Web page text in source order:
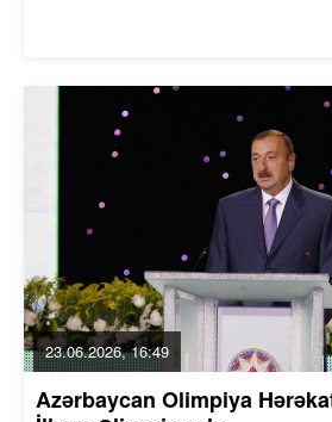
23.06.2026, 16:49
Azərbaycan Olimpiya